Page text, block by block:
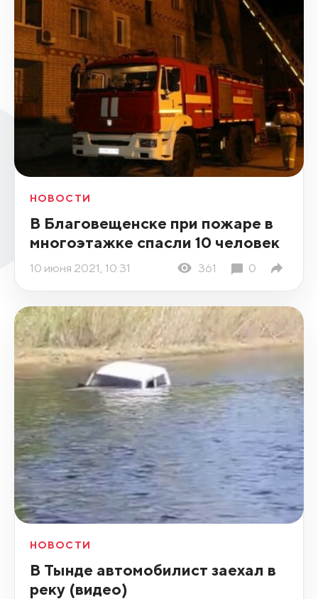
НОВОСТИ
В Благовещенске при пожаре в
многоэтажке спасли 10 человек
10 июня 2021, 10:31 361 0
НОВОСТИ
В Тынде автомобилист заехал в
реку (видео)